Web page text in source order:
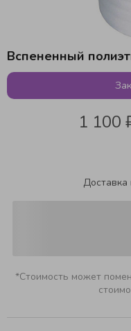
Вспененный
1 100
Доставка
*Стоимость может